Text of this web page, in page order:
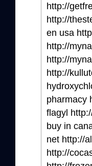
http://
http://
en usa
http://
http://
http://
pharmacy
flagyl
buy in
net http://
http://